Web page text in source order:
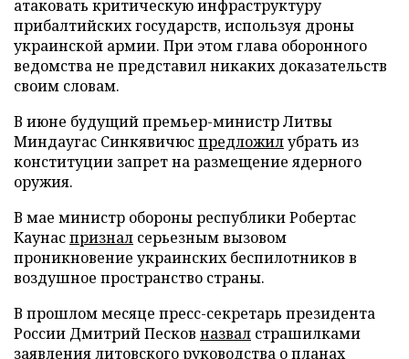
атаковать критическую инфраструктуру
прибалтийских государств, используя дроны
украинской армии. При этом глава оборонного
ведомства не представил никаких доказательств
своим словам.
В июне будущий премьер-министр Литвы
Миндаугас Синкявичюспредложилубрать из
конституции запрет на размещение ядерного
оружия.
В мае министр обороны республики Робертас
Каунаспризнал серьезным вызовом
проникновение украинских беспилотников в
воздушное пространство страны.
В прошлом месяце пресс-секретарь президента
России Дмитрий Песков назвал страшилками
заявления литовского руководства о планах